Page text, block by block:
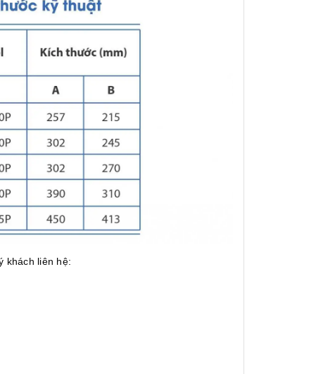
khách liên hệ: